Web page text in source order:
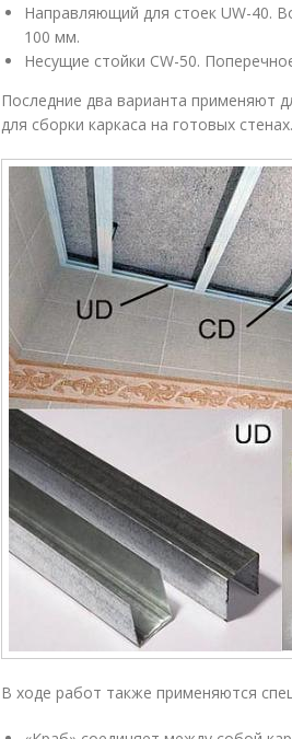
Направляющий для стоек UW-40.
100 мм.
Несущие стойки CW-50.
Последние два варианта применяют
для сборки каркаса на готовых стенах.
В ходе работ также применяются